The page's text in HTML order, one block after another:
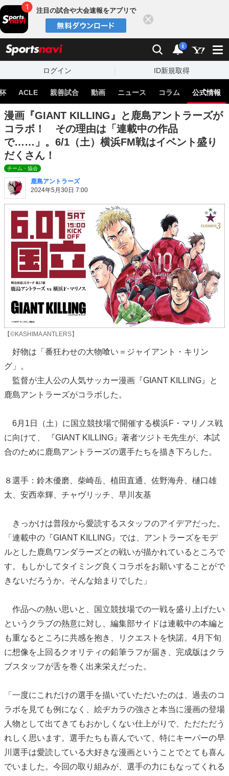
注目の試合や大会速報をアプリで
検索 通知
i
ログイン ID新規取得
ACLE 親善試合 動画 ニュース コラム 公式情報
漫画『GIANT KILLING』と鹿島アントラーズが
コラボ！ その理由は「連載中の作品
で……」。6/1（土）横浜FM戦はイベント盛り
だくさん！
チーム・協会
鹿島アントラーズ
2024年5月30日 7:00
【©KASHIMA ANTLERS】
好物は「番狂わせの大物喰い＝ジャイアント・キリン
グ」。
監督が主人公の人気サッカー漫画『GIANT KILLING』と
鹿島アントラーズがコラボした。
6月1日（土）に国立競技場で開催する横浜F・マリノス戦
に向けて、 『GIANT KILLING』著者ツジトモ先生が、本試
合のために鹿島アントラーズの選手たちを描き下ろした。
８選手：鈴木優磨、柴崎岳、植田直通、佐野海舟、樋口雄
太、安西幸輝、チャヴリッチ、早川友基
きっかけは普段から愛読するスタッフのアイデアだった。
「連載中の『GIANT KILLING』では、アントラーズをモデ
ルとした鹿島ワンダラーズとの戦いが描かれているところで
す。もしかしてタイミング良くコラボをお願いすることがで
きないだろうか。そんな始まりでした」
作品への熱い思いと、国立競技場での一戦を盛り上げたい
というクラブの熱意に対し、編集部サイドは連載中の本編と
も重なるところに共感を抱き、リクエストを快諾。4月下旬
に想像を上回るクオリティの鉛筆ラフが届き、完成版はクラ
ブスタッフが舌を巻く出来栄えだった。
「一度にこれだけの選手を描いていただいたのは、過去のコ
ラボを見ても例になく、絵ヂカラの強さと本当に漫画の登場
人物として出てきてもおかしくない仕上がりで、ただただう
れしく思います。選手たちも喜んでいて、特にキーパーの早
川選手は愛読している大好きな漫画ということでとても喜ん
でいました。今回の取り組みが、選手の力にもなってくれる